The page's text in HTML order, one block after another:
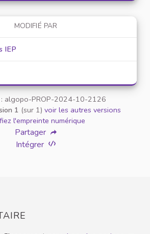
MODIFIÉ PAR
IEP
: algopo-PROP-2024-10-2126
1 (sur 1) voir les autres versions
l'empreinte numérique
Partager
Intégrer